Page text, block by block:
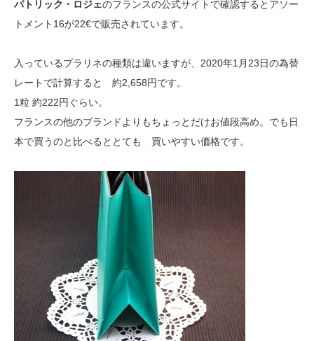
パトリック・ロジェのフランスの公式サイトで確認するとアソー
トメント16が22€で販売されています。
入っているプラリネの種類は違いますが、2020年1月23日の為替
レートで計算すると 約2,658円です。
1粒 約222円ぐらい。
フランスの他のブランドよりもちょっとだけお値段高め。でも日
本で買うのと比べるととても 買いやすい価格です。